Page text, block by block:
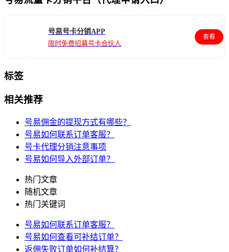
号易号卡分销APP
限时免费招募号卡合伙人
查看
标签
相关推荐
号易佣金的提现方式有哪些？
号易如何联系订单客服？
号卡代理分销注意事项
号易如何导入外部订单？
热门文章
随机文章
热门关键词
号易如何联系订单客服？
号易如何查看可补结订单？
返佣失败订单如何补结算？